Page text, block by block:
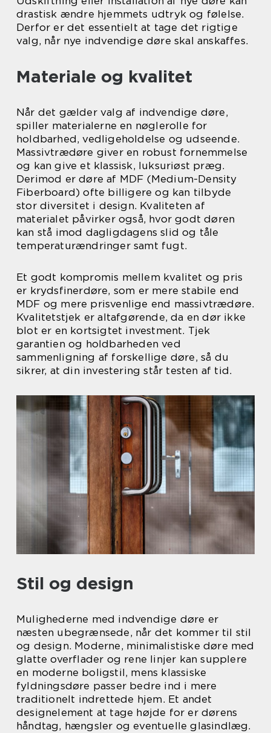
drastisk ændre hjemmets udtryk og følelse.
Derfor er det essentielt at tage det rigtige
valg, når nye indvendige døre skal anskaffes.
Materiale og kvalitet
Når det gælder valg af indvendige døre,
spiller materialerne en nøglerolle for
holdbarhed, vedligeholdelse og udseende.
Massivtrædøre giver en robust fornemmelse
og kan give et klassisk, luksuriøst præg.
Derimod er døre af MDF (Medium-Density
Fiberboard) ofte billigere og kan tilbyde
stor diversitet i design. Kvaliteten af
materialet påvirker også, hvor godt døren
kan stå imod dagligdagens slid og tåle
temperaturændringer samt fugt.
Et godt kompromis mellem kvalitet og pris
er krydsfinerdøre, som er mere stabile end
MDF og mere prisvenlige end massivtrædøre.
Kvalitetstjek er altafgørende, da en dør ikke
blot er en kortsigtet investment. Tjek
garantien og holdbarheden ved
sammenligning af forskellige døre, så du
sikrer, at din investering står testen af tid.
Stil og design
Mulighederne med indvendige døre er
næsten ubegrænsede, når det kommer til stil
og design. Moderne, minimalistiske døre med
glatte overflader og rene linjer kan supplere
en moderne boligstil, mens klassiske
fyldningsdøre passer bedre ind i mere
traditionelt indrettede hjem. Et andet
designelement at tage højde for er dørens
håndtag, hængsler og eventuelle glasindlæg.